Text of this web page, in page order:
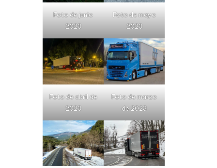
Foto de junio
2023
Foto de mayo
2023
Foto de abril de
2023
Foto de marzo
de 2023